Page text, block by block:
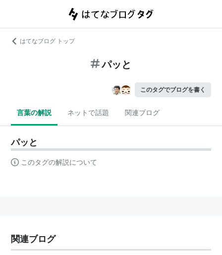
はてなブログ トップ
パッと
このタグでブログを書く
言葉の解説 ネットで話題 関連ブログ
パッと
このタグの解説について
関連ブログ